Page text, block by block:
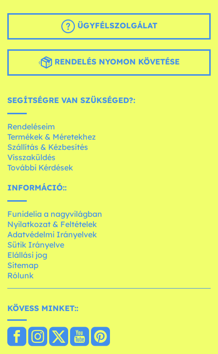
ÜGYFÉLSZOLGÁLAT
RENDELÉS NYOMON KÖVETÉSE
SEGÍTSÉGRE VAN SZÜKSÉGED?:
Rendeléseim
Termékek & Méretekhez
Szállítás & Kézbesítés
Visszaküldés
További Kérdések
INFORMÁCIÓ::
Funidelia a nagyvilágban
Nyilatkozat & Feltételek
Adatvédelmi Irányelvek
Sütik Irányelve
Elállási jog
Sitemap
Rólunk
KÖVESS MINKET::